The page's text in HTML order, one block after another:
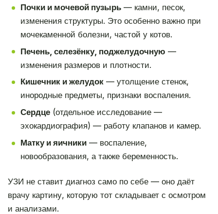
Почки и мочевой пузырь— камни, песок,
изменения структуры. Это особенно важно при
мочекаменной болезни, частой у котов.
Печень, селезёнку, поджелудочную —
изменения размеров и плотности.
Кишечник и желудок— утолщение стенок,
инородные предметы, признаки воспаления.
Сердце(отдельное исследование —
эхокардиография) — работу клапанов и камер.
Матку и яичники— воспаление,
новообразования, а также беременность.
УЗИ не ставит диагноз само по себе — оно даёт
врачу картину, которую тот складывает с осмотром
и анализами.